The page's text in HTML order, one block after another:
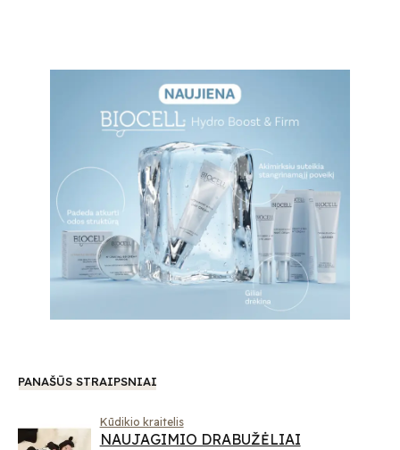
PANAŠŪS STRAIPSNIAI
Kūdikio kraitelis
NAUJAGIMIO DRABUŽĖLIAI